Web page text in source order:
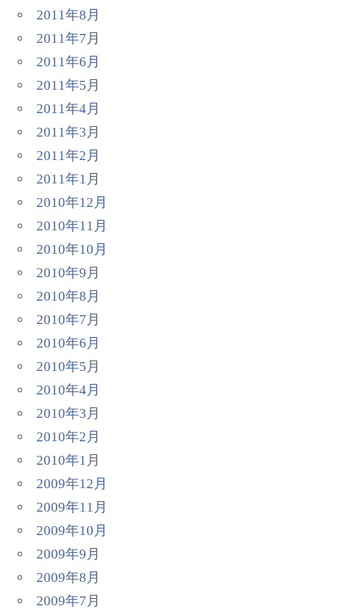
2011年8月
2011年7月
2011年6月
2011年5月
2011年4月
2011年3月
2011年2月
2011年1月
2010年12月
2010年11月
2010年10月
2010年9月
2010年8月
2010年7月
2010年6月
2010年5月
2010年4月
2010年3月
2010年2月
2010年1月
2009年12月
2009年11月
2009年10月
2009年9月
2009年8月
2009年7月